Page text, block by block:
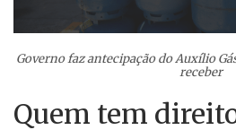
Governo faz antecipação do Auxílio
receber
Quem tem